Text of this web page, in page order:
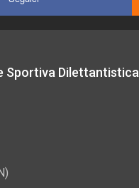
Sportiva Dilettantistica